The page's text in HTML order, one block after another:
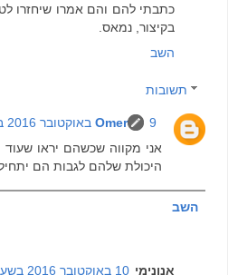
כתבתי להם והם אמרו שיחזרו
בקיצור, נמאס.
השב
תשובות
Omer
9 באוקטובר 2016 בשעה 9:20
אני מקווה שכשהם יראו
היכולת שלהם לגבות הם
השב
אנונימי 10 באוקטובר 2016 בשעה 23:34